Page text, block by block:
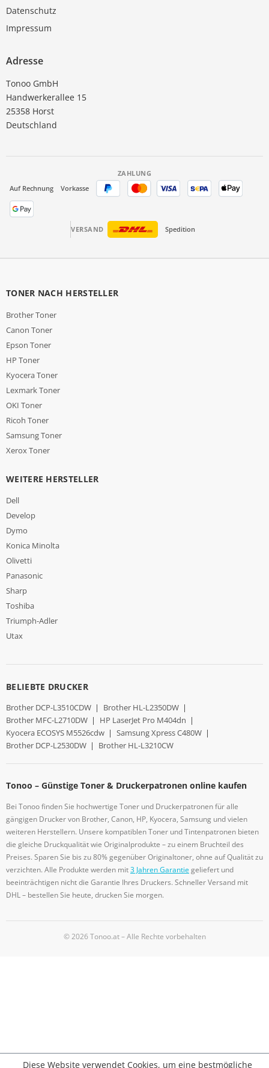
Datenschutz
Impressum
Adresse
Tonoo GmbH
Handwerkerallee 15
25358 Horst
Deutschland
ZAHLUNG
Auf Rechnung
Vorkasse
VERSAND Spedition
TONER NACH HERSTELLER
Brother Toner
Canon Toner
Epson Toner
HP Toner
Kyocera Toner
Lexmark Toner
OKI Toner
Ricoh Toner
Samsung Toner
Xerox Toner
WEITERE HERSTELLER
Dell
Develop
Dymo
Konica Minolta
Olivetti
Panasonic
Sharp
Toshiba
Triumph-Adler
Utax
BELIEBTE DRUCKER
Brother DCP-L3510CDW | Brother HL-L2350DW |
Brother MFC-L2710DW | HP LaserJet Pro M404dn |
Kyocera ECOSYS M5526cdw | Samsung Xpress C480W |
Brother DCP-L2530DW | Brother HL-L3210CW
Tonoo – Günstige Toner & Druckerpatronen online kaufen
Bei Tonoo finden Sie hochwertige Toner und Druckerpatronen für alle
gängigen Drucker von Brother, Canon, HP, Kyocera, Samsung und vielen
weiteren Herstellern. Unsere kompatiblen Toner und Tintenpatronen bieten
die gleiche Druckqualität wie Originalprodukte – zu einem Bruchteil des
Preises. Sparen Sie bis zu 80% gegenüber Originaltoner, ohne auf Qualität zu
verzichten. Alle Produkte werden mit3 Jahren Garantiegeliefert und
beeinträchtigen nicht die Garantie Ihres Druckers. Schneller Versand mit
DHL – bestellen Sie heute, drucken Sie morgen.
© 2026 Tonoo.at – Alle Rechte vorbehalten
Diese Website verwendet Cookies, um eine bestmögliche